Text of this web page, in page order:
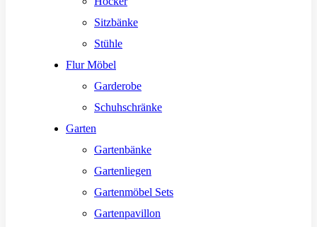
Sitzbänke
Stühle
Flur Möbel
Garderobe
Schuhschränke
Garten
Gartenbänke
Gartenliegen
Gartenmöbel Sets
Gartenpavillon